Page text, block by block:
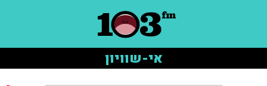
אי-שוויון